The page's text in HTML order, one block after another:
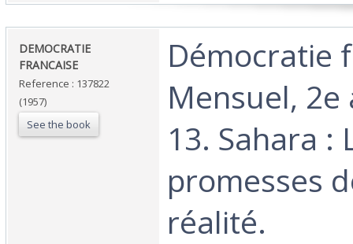
‎DEMOCRATIE
FRANCAISE ‎
Reference : 137822
(1957)
See the book
‎Démocratie
Mensuel, 2e
13. Sahara :
promesses
réalité.‎